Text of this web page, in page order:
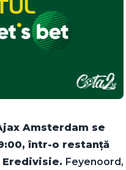
Amsterdam se
într-o restanță
Eredivisie. Feyenoord,